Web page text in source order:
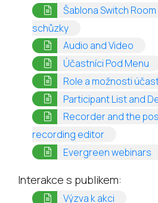
Šablona Switch
schůzky(opens in a new tab)
Audio and Video
Účastníci Pod Menu
Role a možnosti
Participant List and
Recorder and the
recording editor(opens in a
Evergreen webinars
Interakce s publikem:
Výzva k akci